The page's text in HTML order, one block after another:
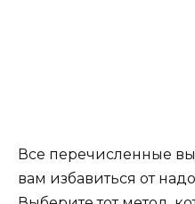
Все перечисленные
вам избавиться от